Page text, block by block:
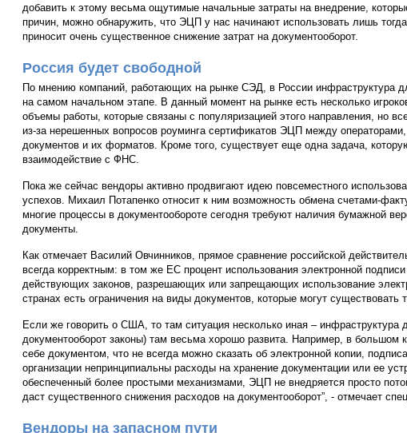
добавить к этому весьма ощутимые начальные затраты на внедрение,
причин, можно обнаружить, что ЭЦП у нас начинают использовать лишь
приносит очень существенное снижение затрат на документооборот.
Россия будет свободной
По мнению компаний, работающих на рынке СЭД, в России инфраструктура
на самом начальном этапе. В данный момент на рынке есть несколько
объемы работы, которые связаны с популяризацией этого направления, но
из-за нерешенных вопросов роуминга сертификатов ЭЦП между
документов и их форматов. Кроме того, существует еще одна задача,
взаимодействие с ФНС.
Пока же сейчас вендоры активно продвигают идею повсеместного
успехов. Михаил Потапенко относит к ним возможность обмена счетами-
многие процессы в документообороте сегодня требуют наличия бумажной
документы.
Как отмечает Василий Овчинников, прямое сравнение российской
всегда корректным: в том же ЕС процент использования электронной
действующих законов, разрешающих или запрещающих использование
странах есть ограничения на виды документов, которые могут существовать
Если же говорить о США, то там ситуация несколько иная –
документооборот законы) там весьма хорошо развита. Например, в большом
себе документом, что не всегда можно сказать об электронной копии,
организации непринципиальны расходы на хранение документации или ее
обеспеченный более простыми механизмами, ЭЦП не внедряется просто
даст существенного снижения расходов на документооборот”, - отмечает
Вендоры на запасном пути